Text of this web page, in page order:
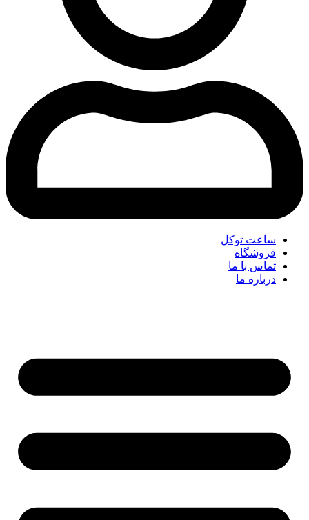
ساعت توکل
فروشگاه
تماس با ما
درباره ما